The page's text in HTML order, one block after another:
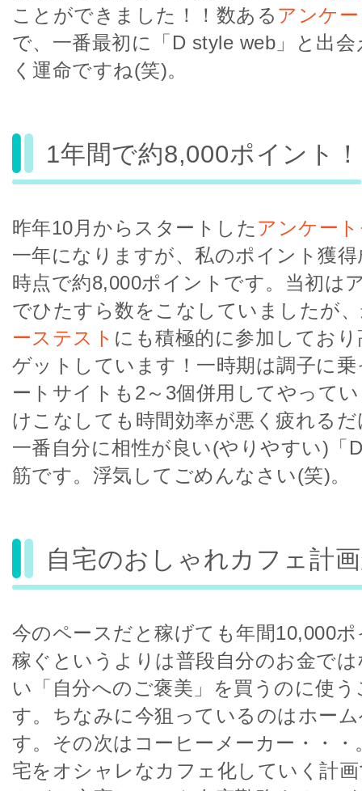
ことができました！！数ある アンケ
で、一番最初に「D style web」と出
く運命ですね(笑)。
1年間で約8,000ポイント！
昨年10月からスタートした アンケー
一年になりますが、私のポイント獲
時点で約8,000ポイントです。当初は
でひたすら数をこなしていましたが
ーステスト にも積極的に参加してお
ゲットしています！一時期は調子に
ートサイトも2～3個併用してやって
けこなしても時間効率が悪く疲れる
一番自分に相性が良い(やりやすい)「
筋です。浮気してごめんなさい(笑)。
自宅のおしゃれカフェ計
今のペースだと稼げても年間10,000
稼ぐというよりは普段自分のお金で
い「自分へのご褒美」を買うのに使
す。ちなみに今狙っているのはホー
す。その次はコーヒーメーカー・・
宅をオシャレなカフェ化していく計